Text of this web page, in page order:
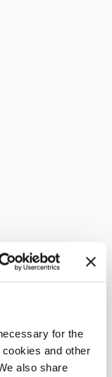
for the
and other
also share